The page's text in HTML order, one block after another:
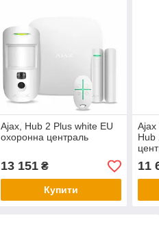
Ajax, Hub 2 Plus white EU
охоронна централь
13 151₴
Купити
Ajax
Hub
11